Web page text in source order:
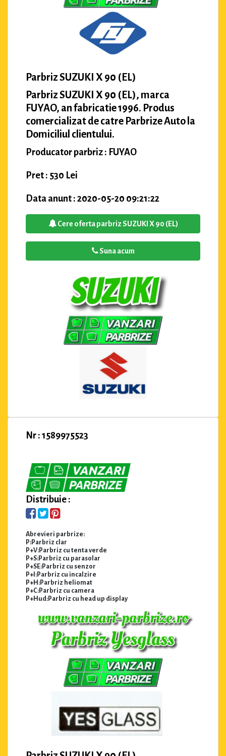
Parbriz SUZUKI X 90 (EL)
Parbriz SUZUKI X 90 (EL), marca
FUYAO, an fabricatie 1996. Produs
comercializat de catre Parbrize Auto la
Domiciliul clientului.
Producator parbriz : FUYAO
Pret : 530 Lei
Data anunt : 2020-05-20 09:21:22
Cere oferta parbriz SUZUKI X 90 (EL)
Suna acum
Nr : 1589975523
Distribuie :
Abrevieri parbrize:
P:Parbriz clar
P+V:Parbriz cu tenta verde
P+S:Parbriz cu parasolar
P+SE:Parbriz cu senzor
P+I:Parbriz cu incalzire
P+H:Parbriz heliomat
P+C:Parbriz cu camera
P+Hud:Parbriz cu head up display